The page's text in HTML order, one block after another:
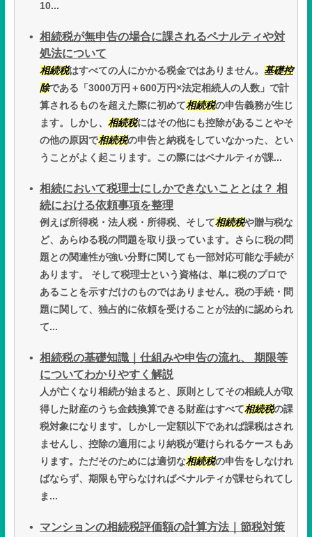
10...
相続税が無申告の場合に課されるペナルティや対
処法について
相続税はすべての人にかかる税金ではありません。 基礎控
除である「3000万円＋600万円×法定相続人の人数」で計
算されるものを超えた際に初めて相続税の申告義務が生じ
ます。しかし、 相続税にはその他にも控除があることやそ
の他の原因で相続税の申告と納税をしていなかった、とい
うことがよく起こります。この際にはペナルティが課...
相続において税理士にしかできないこととは？ 相
続における依頼事項を整理
例えば所得税・法人税・所得税、そして相続税や贈与税な
ど、あらゆる税の問題を取り扱っています。さらに税の問
題との関連性が強い分野に関しても一部対応可能な手続が
あります。 そして税理士という資格は、単に税のプロで
あることを示すだけのものではありません。税の手続・問
題に関して、独占的に依頼を受けることが法的に認められ
て...
相続税の基礎知識｜仕組みや申告の流れ、 期限等
についてわかりやすく解説
人が亡くなり相続が始まると、原則としてその相続人が取
得した財産のうち金銭換算できる財産はすべて相続税の課
税対象になります。しかし一定額以下であれば課税はされ
ませんし、控除の適用により納税が避けられるケースもあ
ります。ただそのためには適切な相続税の申告をしなけれ
ばならず、期限も守らなければペナルティが課せられてし
ま...
マンションの相続税評価額の計算方法｜節税対策